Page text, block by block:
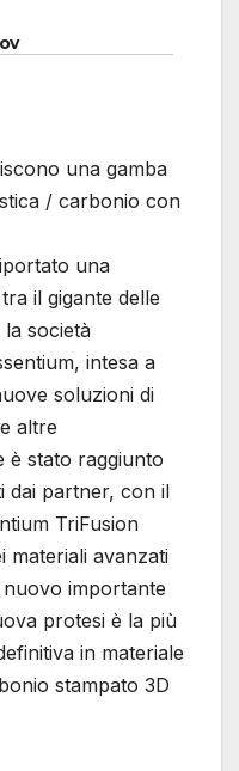
una gamba
/ carbonio con
una
il gigante delle
società
intesa a
soluzioni di
altre
è stato raggiunto
dai partner, con il
TriFusion
materiali avanzati
importante
protesi è la più
in materiale
stampato 3D